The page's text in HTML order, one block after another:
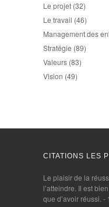
Le projet (32)
Le travail (46)
Management des
Stratégie (89)
Valeurs (83)
Vision (49)
CITATIONS LES
Le plaisir de la
l’atteindre. Il est
que d’avoir réussi. -